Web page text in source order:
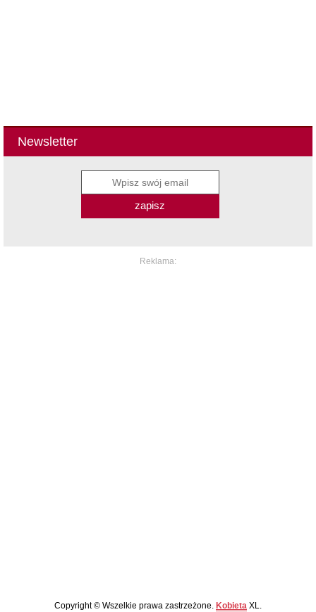
Newsletter
zapisz
Reklama:
Copyright © Wszelkie prawa zastrzeżone. Kobieta XL.